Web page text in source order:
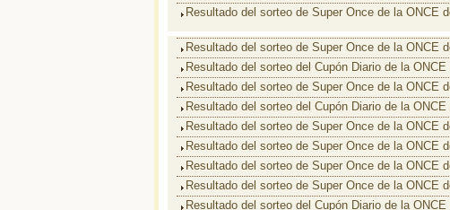
Resultado del sorteo de Super Once de la ONCE
Resultado del sorteo de Super Once de la ONCE
Resultado del sorteo del Cupón Diario de la
Resultado del sorteo de Super Once de la ONCE
Resultado del sorteo del Cupón Diario de la
Resultado del sorteo de Super Once de la ONCE
Resultado del sorteo de Super Once de la ONCE
Resultado del sorteo de Super Once de la ONCE
Resultado del sorteo de Super Once de la ONCE
Resultado del sorteo del Cupón Diario de la